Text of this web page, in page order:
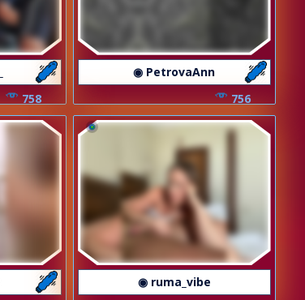
758
◉ PetrovaAnn
756
◉ ruma_vibe